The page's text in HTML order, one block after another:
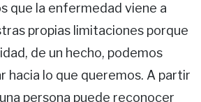
que la enfermedad viene a
propias limitaciones porque
de un hecho, podemos
hacia lo que queremos. A partir
persona puede reconocer